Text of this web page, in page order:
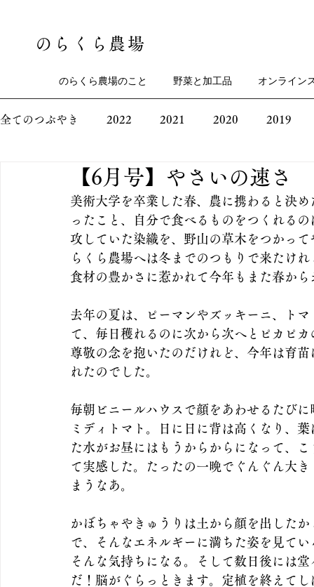
のらくら農場
のらくら農場のこと 野菜と加工品 オンライン
全てのつぶやき 2022 2021 2020 2019
【6月号】やさいの速さ
美術大学を卒業した春、農に携わると決
ったこと、自分で食べるものをつくれる
攻していた染織を、野山の草木をつかっ
らくら農場へは冬までのつもりで来たけ
食材の豊かさに惹かれて今年もまた春か
去年の夏は、ピーマンやズッキーニ、ト
て、毎日穫れるのに次から次へとピカピ
尊敬の念を抱いたのだけれど、今年は育
れたのでした。
毎朝ビニールハウスで顔をあわせるたび
ミディトマト。日に日に背は高くなり、
た水がお昼にはもうからからになって、
て実感した。たったの一晩でぐんぐん大
まうなあ。
かぼちゃやきゅうりは土から顔を出した
で、そんなエネルギーに満ちた姿を見て
そんな気持ちになる。そして数日後には
だ！脳がぐらっときます。定植を終えて